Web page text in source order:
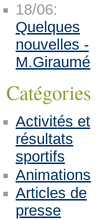
18/06:
Quelques
nouvelles -
M.Giraumé
Catégories
Activités et
résultats
sportifs
Animations
Articles de
presse